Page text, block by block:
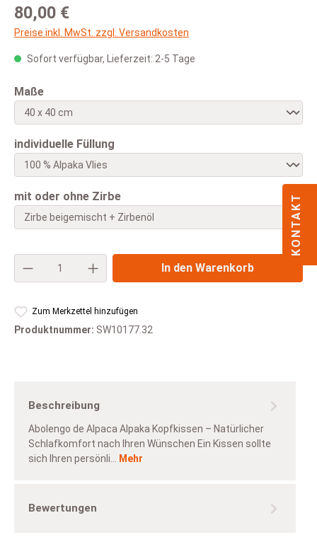
Regulärer Preis:
80,00 €
Preise inkl. MwSt. zzgl. Versandkosten
Sofort verfügbar, Lieferzeit: 2-5 Tage
Maßeauswählen
individuelle Füllung
mit oder ohne Zirbeauswählen
Produkt Anzahl: Gib den gewünschten
In den Warenkorb
Zum Merkzettel hinzufügen
Produktnummer: SW10177.32
Beschreibung
Abolengo de Alpaca Alpaka Kopfkissen – Natürlicher
Schlafkomfort nach Ihren Wünschen Ein Kissen sollte
sich Ihren persönli…
Mehr
Bewertungen
KONTAKT